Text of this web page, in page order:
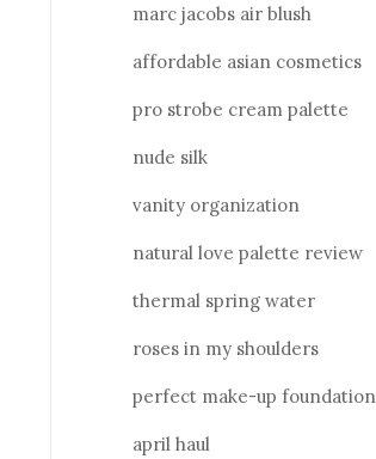
marc jacobs air blush
affordable asian cosmetics
pro strobe cream palette
nude silk
vanity organization
natural love palette review
thermal spring water
roses in my shoulders
perfect make-up foundation
april haul